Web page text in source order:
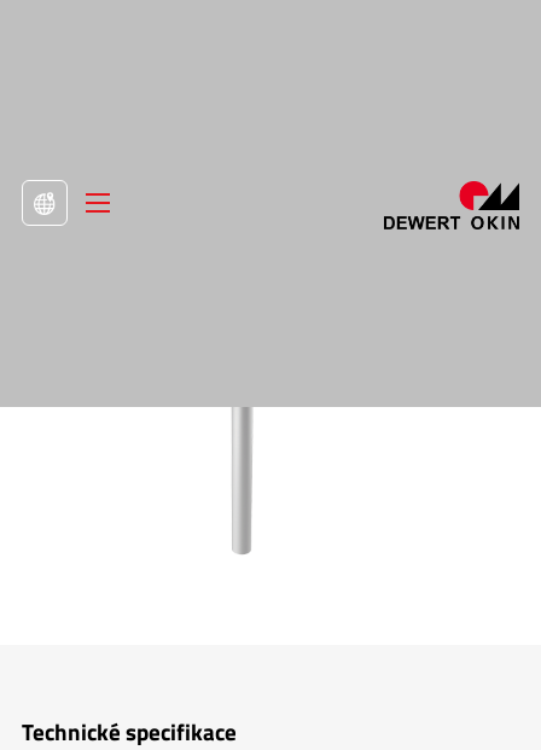
Technické specifikace